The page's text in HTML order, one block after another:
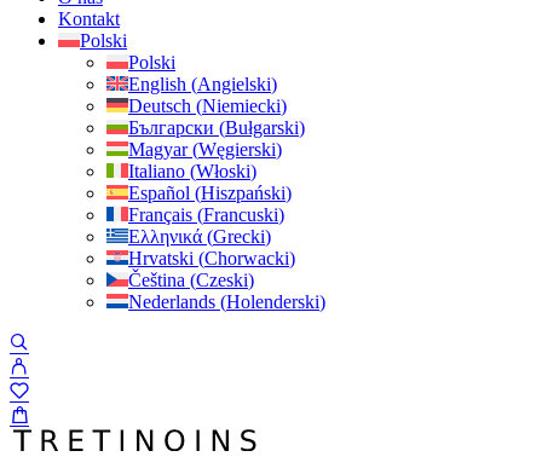
Kontakt
Polski
Polski
English (Angielski)
Deutsch (Niemiecki)
Български (Bułgarski)
Magyar(Węgierski)
Italiano (Włoski)
Español (Hiszpański)
Français (Francuski)
Ελληνικά (Grecki)
Hrvatski (Chorwacki)
Čeština (Czeski)
Nederlands (Holenderski)